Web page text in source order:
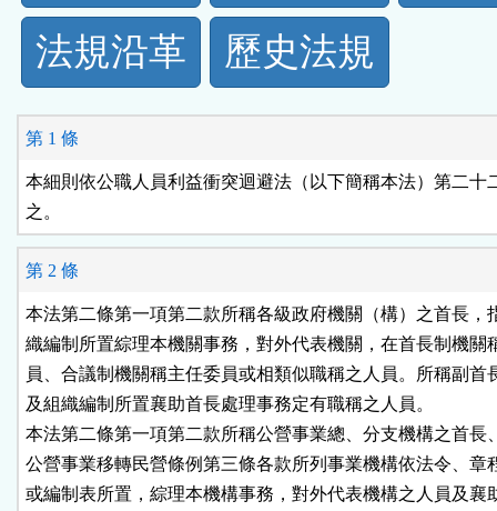
規
功
能
按
鈕
區
法規沿革
歷史法規
第 1 條
本細則依公職人員利益衝突迴避法（以下簡稱本法）第二十
之。
第 2 條
本法第二條第一項第二款所稱各級政府機關（構）之首長，
織編制所置綜理本機關事務，對外代表機關，在首長制機關
員、合議制機關稱主任委員或相類似職稱之人員。所稱副首
及組織編制所置襄助首長處理事務定有職稱之人員。
本法第二條第一項第二款所稱公營事業總、分支機構之首長
公營事業移轉民營條例第三條各款所列事業機構依法令、章
或編制表所置，綜理本機構事務，對外代表機構之人員及襄